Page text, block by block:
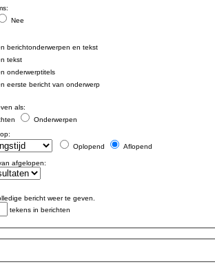
Nee
berichtonderwerpen en tekst
tekst
onderwerptitels
eerste bericht van onderwerp
als:
Onderwerpen
Oplopend
Aflopend
afgelopen:
bericht weer te geven.
tekens in berichten